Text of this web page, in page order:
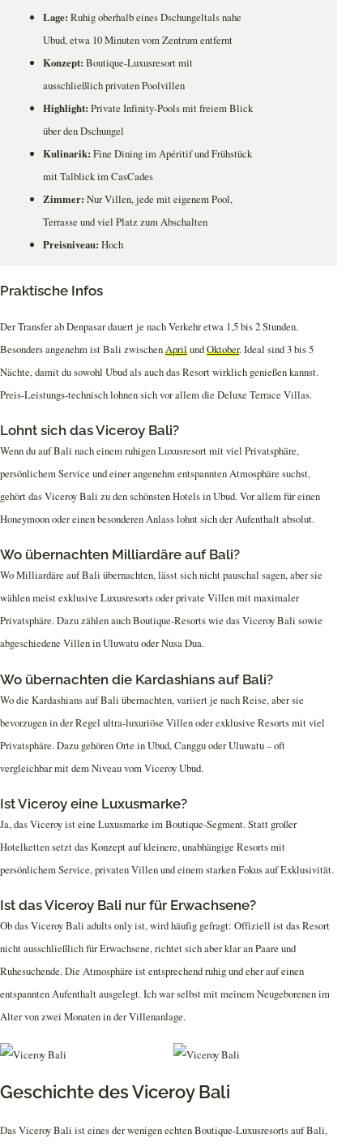
Lage: Ruhig oberhalb eines Dschungeltals nahe
Ubud, etwa 10 Minuten vom Zentrum entfernt
Konzept: Boutique-Luxusresort mit
ausschließlich privaten Poolvillen
Highlight: Private Infinity-Pools mit freiem Blick
über den Dschungel
Kulinarik: Fine Dining im Apéritif und Frühstück
mit Talblick im CasCades
Zimmer: Nur Villen, jede mit eigenem Pool,
Terrasse und viel Platz zum Abschalten
Preisniveau: Hoch
Praktische Infos
Der Transfer ab Denpasar dauert je nach Verkehr etwa 1,5 bis 2 Stunden.
Besonders angenehm ist Bali zwischenAprilundOktober. Ideal sind 3 bis 5
Nächte, damit du sowohl Ubud als auch das Resort wirklich genießen kannst.
Preis-Leistungs-technisch lohnen sich vor allem die Deluxe Terrace Villas.
Lohnt sich das Viceroy Bali?
Wenn du auf Bali nach einem ruhigen Luxusresort mit viel Privatsphäre,
persönlichem Service und einer angenehm entspannten Atmosphäre suchst,
gehört das Viceroy Bali zu den schönsten Hotels in Ubud. Vor allem für einen
Honeymoon oder einen besonderen Anlass lohnt sich der Aufenthalt absolut.
Wo übernachten Milliardäre auf Bali?
Wo Milliardäre auf Bali übernachten, lässt sich nicht pauschal sagen, aber sie
wählen meist exklusive Luxusresorts oder private Villen mit maximaler
Privatsphäre. Dazu zählen auch Boutique-Resorts wie das Viceroy Bali sowie
abgeschiedene Villen in Uluwatu oder Nusa Dua.
Wo übernachten die Kardashians auf Bali?
Wo die Kardashians auf Bali übernachten, variiert je nach Reise, aber sie
bevorzugen in der Regel ultra-luxuriöse Villen oder exklusive Resorts mit viel
Privatsphäre. Dazu gehören Orte in Ubud, Canggu oder Uluwatu – oft
vergleichbar mit dem Niveau vom Viceroy Ubud.
Ist Viceroy eine Luxusmarke?
Ja, das Viceroy ist eine Luxusmarke im Boutique-Segment. Statt großer
Hotelketten setzt das Konzept auf kleinere, unabhängige Resorts mit
persönlichem Service, privaten Villen und einem starken Fokus auf Exklusivität.
Ist das Viceroy Bali nur für Erwachsene?
Ob das Viceroy Bali adults only ist, wird häufig gefragt: Offiziell ist das Resort
nicht ausschließlich für Erwachsene, richtet sich aber klar an Paare und
Ruhesuchende. Die Atmosphäre ist entsprechend ruhig und eher auf einen
entspannten Aufenthalt ausgelegt. Ich war selbst mit meinem Neugeborenen im
Alter von zwei Monaten in der Villenanlage.
Geschichte des Viceroy Bali
Das Viceroy Bali ist eines der wenigen echten Boutique-Luxusresorts auf Bali,